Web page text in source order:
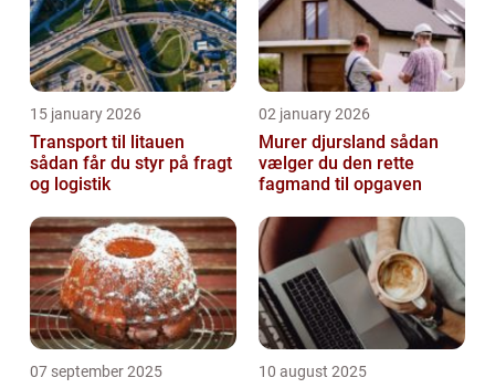
15 january 2026
Transport til litauen
sådan får du styr på fragt
og logistik
02 january 2026
Murer djursland sådan
vælger du den rette
fagmand til opgaven
07 september 2025 10 august 2025